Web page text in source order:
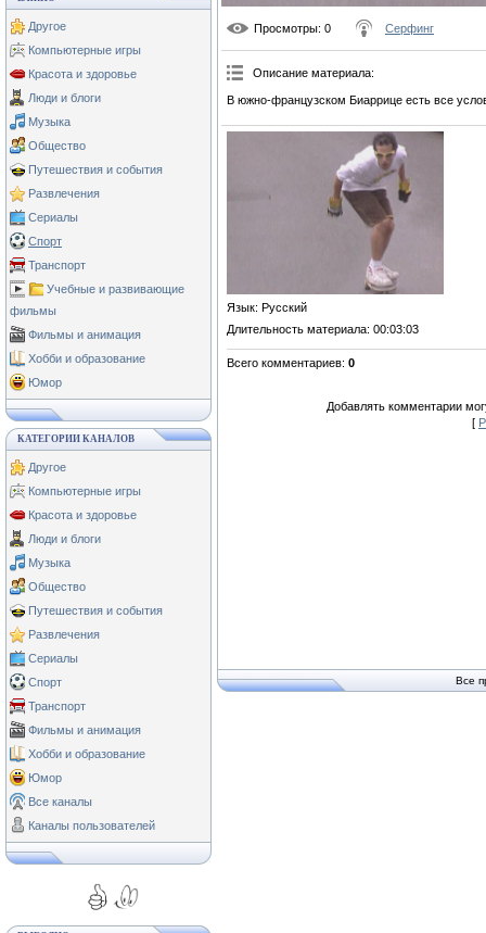
Другое
Компьютерные игры
Красота и здоровье
Люди и блоги
Музыка
Общество
Путешествия и события
Развлечения
Сериалы
Спорт
Транспорт
Учебные и развивающие
фильмы
Фильмы и анимация
Хобби и образование
Юмор
КАТЕГОРИИ КАНАЛОВ
Другое
Компьютерные игры
Красота и здоровье
Люди и блоги
Музыка
Общество
Путешествия и события
Развлечения
Сериалы
Спорт
Транспорт
Фильмы и анимация
Хобби и образование
Юмор
Все каналы
Каналы пользователей
Просмотры: 0 Серфинг
Описание материала:
В южно-французском Биаррице есть все
Язык: Русский
Длительность материала: 00:03:03
Всего комментариев: 0
Добавлять комментарии
[
Все